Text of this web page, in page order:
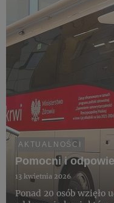
AKTUALNOŚCI
Pomocni i
13 kwietnia 2026
Ponad 20 osób wzięło